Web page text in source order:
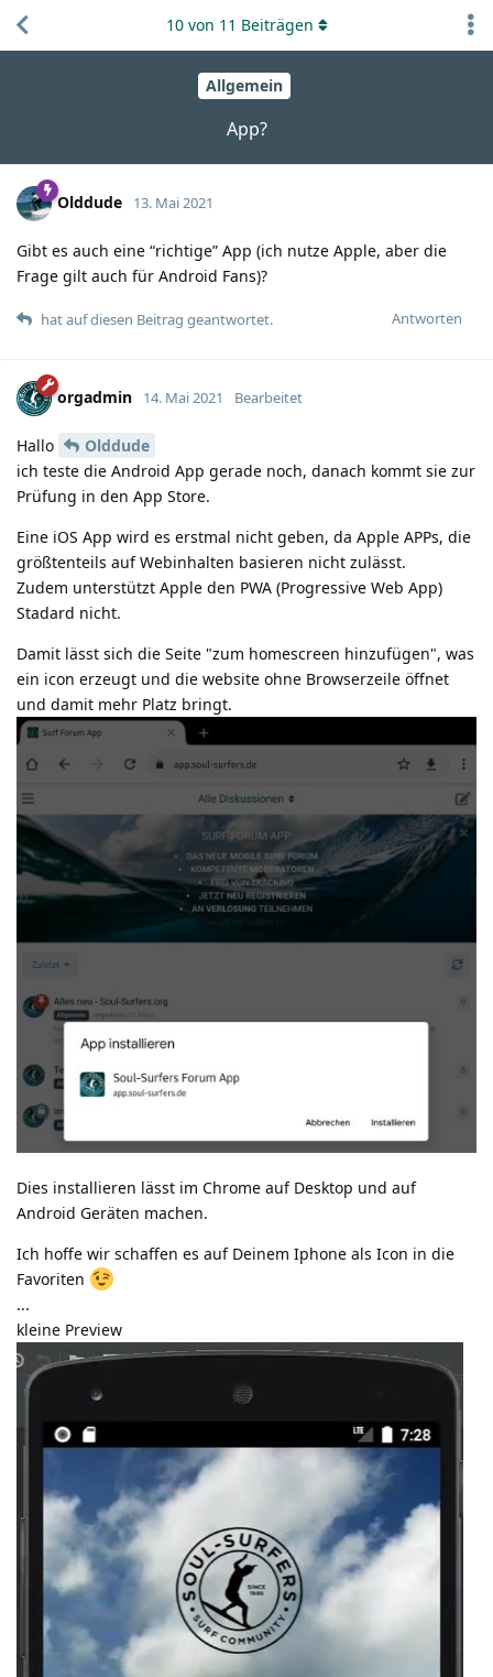
Allgemein
App?
10von 11 Beiträgen
Olddude 13. Mai 2021
Gibt es auch eine “richtige” App (ich nutze Apple, aber die
Frage gilt auch für Android Fans)?
Antworten
hat auf diesen Beitrag geantwortet.
orgadmin 14. Mai 2021 Bearbeitet
Hallo
Olddude
ich teste die Android App gerade noch, danach kommt sie zur
Prüfung in den App Store.
Eine iOS App wird es erstmal nicht geben, da Apple APPs, die
größtenteils auf Webinhalten basieren nicht zulässt.
Zudem unterstützt Apple den PWA (Progressive Web App)
Stadard nicht.
Damit lässt sich die Seite "zum homescreen hinzufügen", was
ein icon erzeugt und die website ohne Browserzeile öffnet
und damit mehr Platz bringt.
Dies installieren lässt im Chrome auf Desktop und auf
Android Geräten machen.
Ich hoffe wir schaffen es auf Deinem Iphone als Icon in die
Favoriten
...
kleine Preview